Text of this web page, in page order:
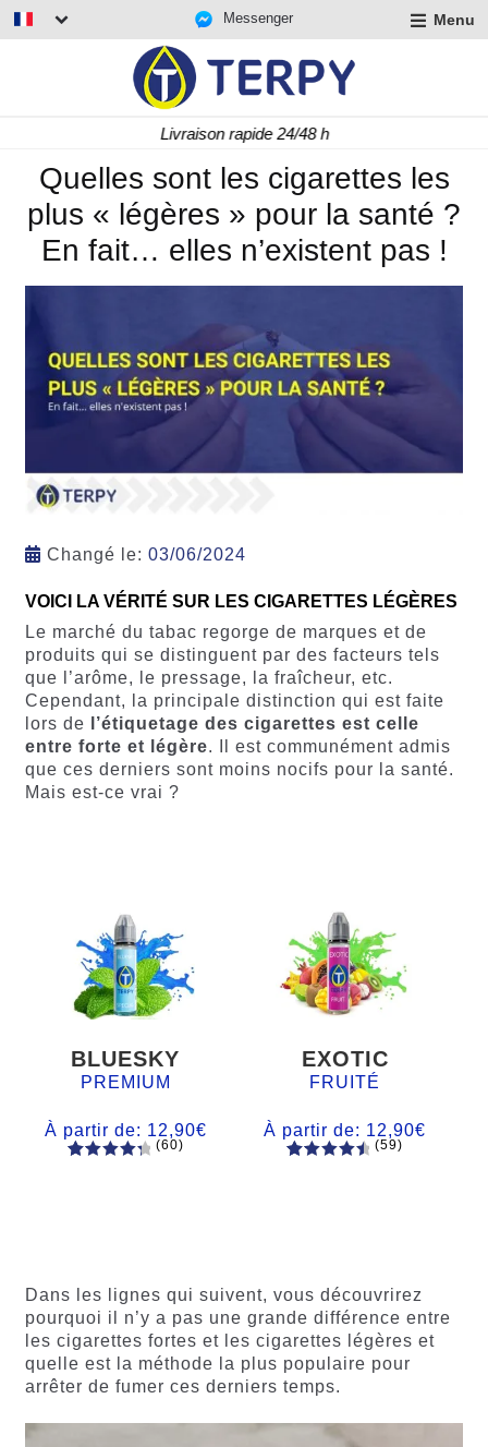
Messenger Menu
Livraison rapide 24/48 h
Quelles sont les cigarettes les
plus « légères » pour la santé ?
En fait… elles n’existent pas !
Changé le: 03/06/2024
VOICI LA VÉRITÉ SUR LES CIGARETTES LÉGÈRES
Le marché du tabac regorge de marques et de
produits qui se distinguent par des facteurs tels
que l’arôme, le pressage, la fraîcheur, etc.
Cependant, la principale distinction qui est faite
lors de
l’étiquetage des cigarettes est celle
entre forte et légère. Il est communément admis
que ces derniers sont moins nocifs pour la santé.
Mais est-ce vrai ?
BLUESKY
PREMIUM
À partir de: 12,90€
client
(60)
EXOTIC
FRUITÉ
À partir de: 12,90€
(59)
Dans les lignes qui suivent, vous découvrirez
pourquoi il n’y a pas une grande différence entre
les cigarettes fortes et les cigarettes légères et
quelle est la méthode la plus populaire pour
arrêter de fumer ces derniers temps.